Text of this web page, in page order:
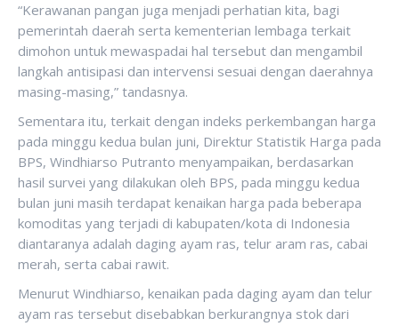
“Kerawanan pangan juga menjadi perhatian kita, bagi
pemerintah daerah serta kementerian lembaga terkait
dimohon untuk mewaspadai hal tersebut dan mengambil
langkah antisipasi dan intervensi sesuai dengan daerahnya
masing-masing,” tandasnya.
Sementara itu, terkait dengan indeks perkembangan harga
pada minggu kedua bulan juni, Direktur Statistik Harga pada
BPS, Windhiarso Putranto menyampaikan, berdasarkan
hasil survei yang dilakukan oleh BPS, pada minggu kedua
bulan juni masih terdapat kenaikan harga pada beberapa
komoditas yang terjadi di kabupaten/kota di Indonesia
diantaranya adalah daging ayam ras, telur aram ras, cabai
merah, serta cabai rawit.
Menurut Windhiarso, kenaikan pada daging ayam dan telur
ayam ras tersebut disebabkan berkurangnya stok dari